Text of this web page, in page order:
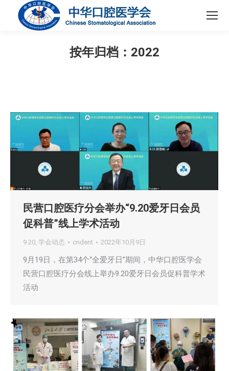
按年归档： 2022
民营口腔医疗分会举办“9.20爱牙日会员
促科普”线上学术活动
9·20, 学会动态 cndent 2022年10月9日
9月19日，在第34个“全爱牙日”期间，中华口腔医学会
民营口腔医疗分会线上举办9.20爱牙日会员促科普学术
活动